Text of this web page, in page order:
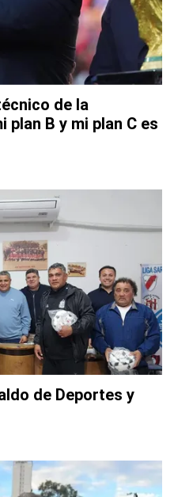
de la
plan B y mi plan C es
de Deportes y